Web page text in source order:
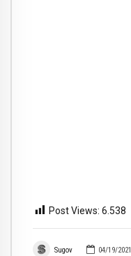
Sugov 04/19/2021
Post Views: 6.538